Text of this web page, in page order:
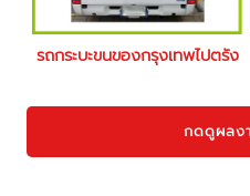
รถกระบะขนของกรุงเทพไปตรัง
กดดูผลง